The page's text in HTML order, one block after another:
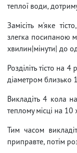
теплої води,
Замісіть м'яке
злегка посипаною
хвилин|мінути| до
Розділіть тісто на
діаметром близько
Викладіть 4 кола
теплому місці на 10
Тим часом
приправте, потім